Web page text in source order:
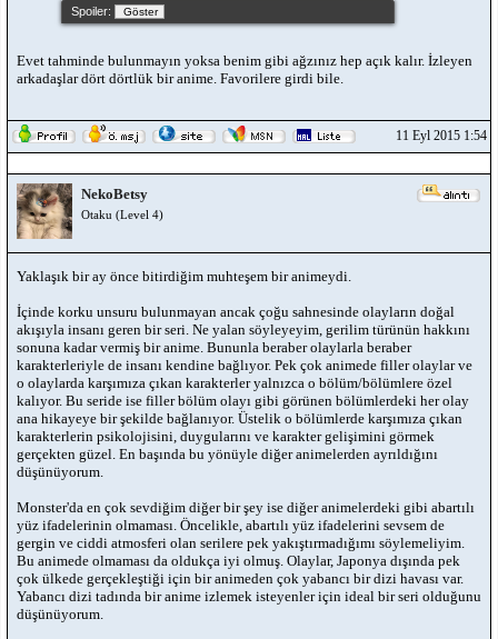
Spoiler:
Evet tahminde bulunmayın yoksa benim gibi ağzınız hep açık kalır. İzleyen
arkadaşlar dört dörtlük bir anime. Favorilere girdi bile.
11 Eyl 2015 1:54
NekoBetsy
Otaku (Level 4)
Yaklaşık bir ay önce bitirdiğim muhteşem bir animeydi.
İçinde korku unsuru bulunmayan ancak çoğu sahnesinde olayların doğal
akışıyla insanı geren bir seri. Ne yalan söyleyeyim, gerilim türünün hakkını
sonuna kadar vermiş bir anime. Bununla beraber olaylarla beraber
karakterleriyle de insanı kendine bağlıyor. Pek çok animede filler olaylar ve
o olaylarda karşımıza çıkan karakterler yalnızca o bölüm/bölümlere özel
kalıyor. Bu seride ise filler bölüm olayı gibi görünen bölümlerdeki her olay
ana hikayeye bir şekilde bağlanıyor. Üstelik o bölümlerde karşımıza çıkan
karakterlerin psikolojisini, duygularını ve karakter gelişimini görmek
gerçekten güzel. En başında bu yönüyle diğer animelerden ayrıldığını
düşünüyorum.
Monster'da en çok sevdiğim diğer bir şey ise diğer animelerdeki gibi abartılı
yüz ifadelerinin olmaması. Öncelikle, abartılı yüz ifadelerini sevsem de
gergin ve ciddi atmosferi olan serilere pek yakıştırmadığımı söylemeliyim.
Bu animede olmaması da oldukça iyi olmuş. Olaylar, Japonya dışında pek
çok ülkede gerçekleştiği için bir animeden çok yabancı bir dizi havası var.
Yabancı dizi tadında bir anime izlemek isteyenler için ideal bir seri olduğunu
düşünüyorum.